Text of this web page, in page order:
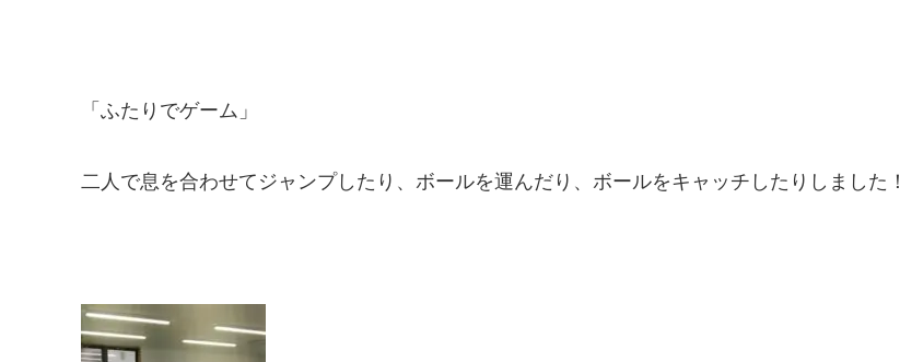
「ふたりでゲーム」
二人で息を合わせてジャンプしたり、ボールを運んだり、ボールをキャッチしたりしました！